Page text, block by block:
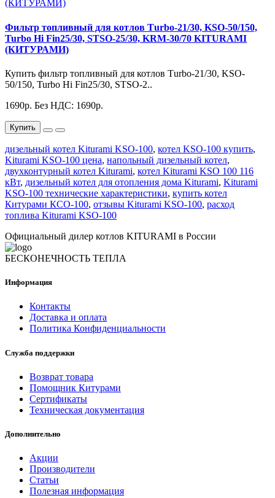
Фильтр топливный для котлов Тurbo-21/30, KSO-50/150,
Turbo Hi Fin25/30, STSO-25/30, KRM-30/70 KITURAMI
(КИТУРАМИ)
Купить фильтр топливный для котлов Тurbo-21/30, KSO-
50/150, Turbo Hi Fin25/30, STSO-2..
1690р. Без НДС: 1690р.
Купить
дизельный котел Kiturami KSO-100, котел KSO-100 купить,
Kiturami KSO-100 цена, напольный дизельный котел,
двухконтурный котел Kiturami, котел Kiturami KSO 100 116
кВт, дизельный котел для отопления дома Kiturami, Kiturami
KSO-100 технические характеристики, купить котел
Китурами КСО-100, отзывы Kiturami KSO-100, расход
топлива Kiturami KSO-100
Официальный дилер котлов KITURAMI в России
БЕСКОНЕЧНОСТЬ ТЕПЛА
Информация
Контакты
Доставка и оплата
Политика Конфиденциальности
Служба поддержки
Возврат товара
Помощник Китурами
Сертификаты
Техническая документация
Дополнительно
Акции
Производители
Статьи
Полезная информация